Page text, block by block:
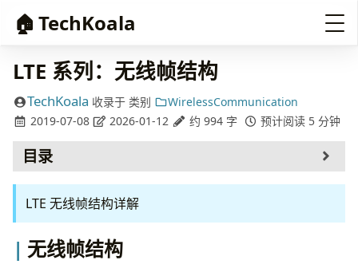
🏠 TechKoala
LTE 系列：无线帧结构
TechKoala 收录于 类别
WirelessCommunication
2019-07-08
2026-01-12 约 994 字 预计阅读 5 分钟
目录
无线帧结构
另见
参考
LTE 无线帧结构详解
无线帧结构